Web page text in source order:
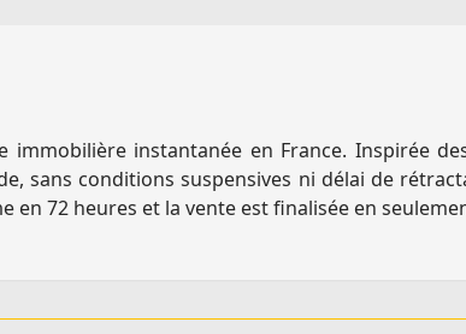
instantanée en France. Inspirée
sans conditions suspensives ni délai de
72 heures et la vente est finalisée en